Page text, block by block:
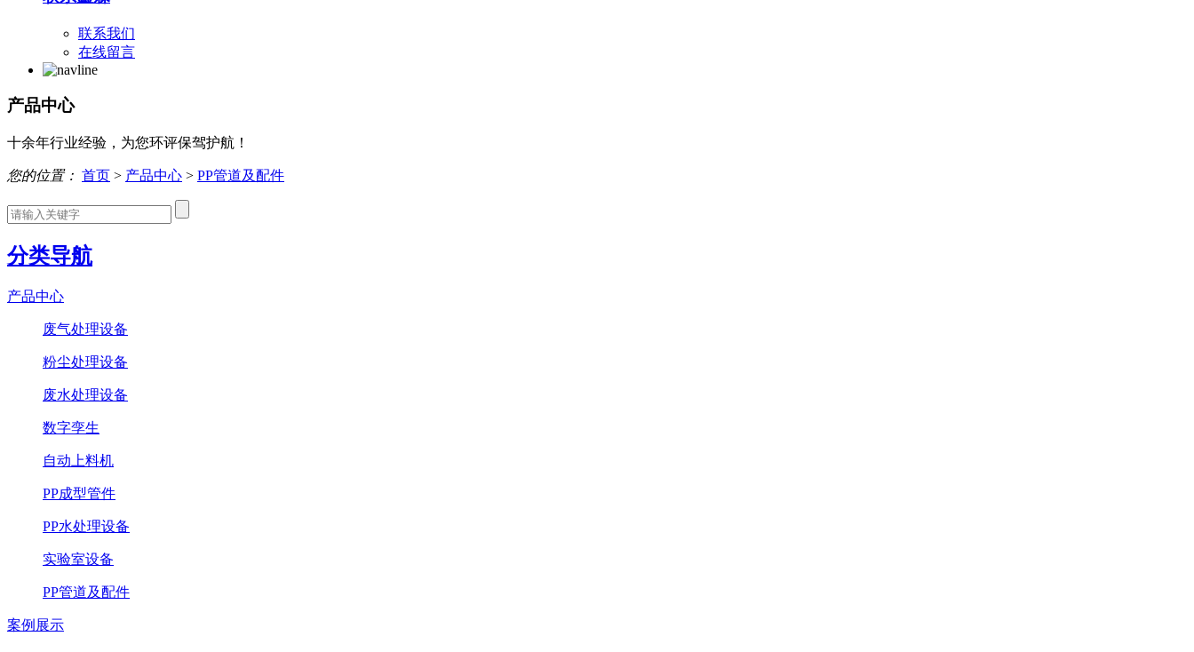
联系我们
在线留言
产品中心
十余年行业经验，为您环评保驾护航！
您的位置： 首页 > 产品中心 > PP管道及配件
分类导航
产品中心
废气处理设备
粉尘处理设备
废水处理设备
数字孪生
自动上料机
PP成型管件
PP水处理设备
实验室设备
PP管道及配件
案例展示